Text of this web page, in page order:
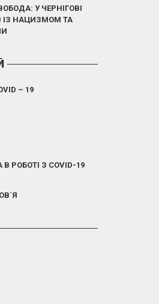
У ЧЕРНІГОВІ
ІЗ НАЦИЗМОМ ТА
– 19
З COVID-19